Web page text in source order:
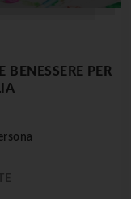
BENESSERE PER